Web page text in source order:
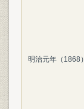
明治元年（1868）